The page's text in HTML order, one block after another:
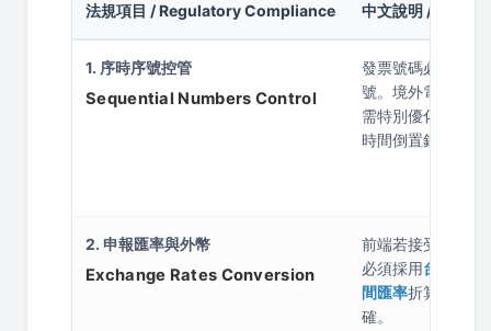
法規項目 / Regulatory Compliance 中文說明 /
1. 序時序號控管
Sequential Numbers Control
發票號碼必須嚴格
號。境外電商多採
需特別優化配號邏
時間倒置錯誤。
2. 申報匯率與外幣
Exchange Rates Conversion
前端若接受外幣交
必須採用台灣財政
間匯率折算新台幣
確。